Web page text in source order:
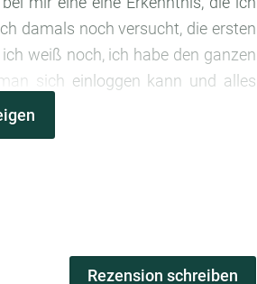
damals noch versucht, die ersten
weiß noch, ich habe den ganzen
sich einloggen kann und alles
es auch Inhalte braucht. Und
kaufe ich einmal alles, was es
ich angefangen, da mal rein zu
zu schreiben. Und dann habe
und dann habe ich mir einen
Rezension schreiben